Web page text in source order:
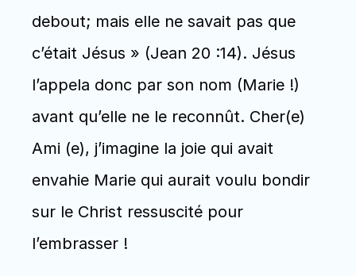
debout; mais elle ne savait pas que
c’était Jésus » (Jean 20 :14). Jésus
l’appela donc par son nom (Marie !)
avant qu’elle ne le reconnût. Cher(e)
Ami (e), j’imagine la joie qui avait
envahie Marie qui aurait voulu bondir
sur le Christ ressuscité pour
l’embrasser !